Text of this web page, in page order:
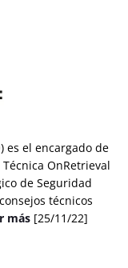
es el encargado de
OnRetrieval
de Seguridad
técnicos
más [25/11/22]